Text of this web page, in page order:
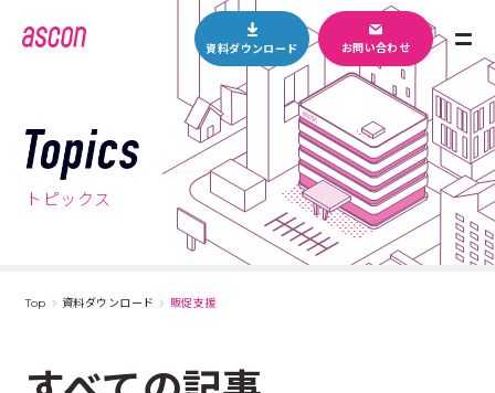
資料ダウンロード お問い合わせ
M
N
U
T
o
p
トピックス
Top 資料ダウンロード 販促支援